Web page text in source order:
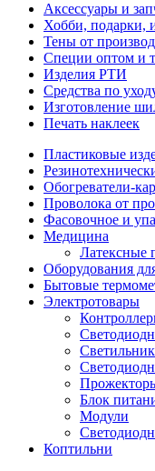
Аксессуары и
Хобби, подарки,
Тены от
Специи оптом и
Изделия РТИ
Средства по
Изготовление
Печать наклеек
Пластиковые
Обогреватели-
Проволока от
Фасовочное и
Медицина
Латексные
Оборудования
Бытовые
Электротовары
Блок
Модули
Коптильни